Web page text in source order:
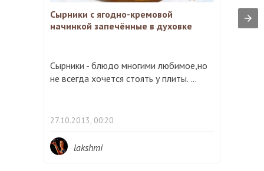
Сырники с ягодно-кремовой
начинкой запечённые в духовке
Сырники - блюдо многими любимое,но
не всегда хочется стоять у плиты. ...
27.10.2013, 00:20
lakshmi